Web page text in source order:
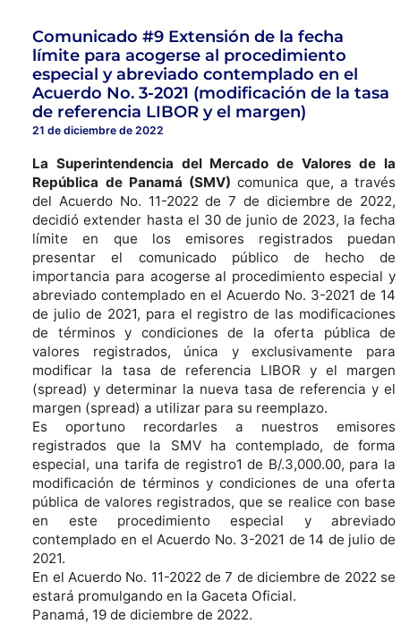
Comunicado #9 Extensión de la fecha
límite para acogerse al procedimiento
especial y abreviado contemplado en el
Acuerdo No. 3-2021 (modificación de la tasa
de referencia LIBOR y el margen)
21 de diciembre de 2022
La Superintendencia del Mercado de Valores de la
República de Panamá (SMV) comunica que, a través
del Acuerdo No. 11-2022 de 7 de diciembre de 2022,
decidió extender hasta el 30 de junio de 2023, la fecha
límite en que los emisores registrados puedan
presentar el comunicado público de hecho de
importancia para acogerse al procedimiento especial y
abreviado contemplado en el Acuerdo No. 3-2021 de 14
de julio de 2021, para el registro de las modificaciones
de términos y condiciones de la oferta pública de
valores registrados, única y exclusivamente para
modificar la tasa de referencia LIBOR y el margen
(spread) y determinar la nueva tasa de referencia y el
margen (spread) a utilizar para su reemplazo.
Es oportuno recordarles a nuestros emisores
registrados que la SMV ha contemplado, de forma
especial, una tarifa de registro1 de B/.3,000.00, para la
modificación de términos y condiciones de una oferta
pública de valores registrados, que se realice con base
en este procedimiento especial y abreviado
contemplado en el Acuerdo No. 3-2021 de 14 de julio de
2021.
En el Acuerdo No. 11-2022 de 7 de diciembre de 2022 se
estará promulgando en la Gaceta Oficial.
Panamá, 19 de diciembre de 2022.